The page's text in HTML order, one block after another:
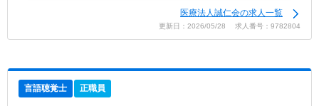
医療法人誠仁会の求人一覧
更新日：2026/05/28 求人番号：9782804
言語聴覚士 正職員